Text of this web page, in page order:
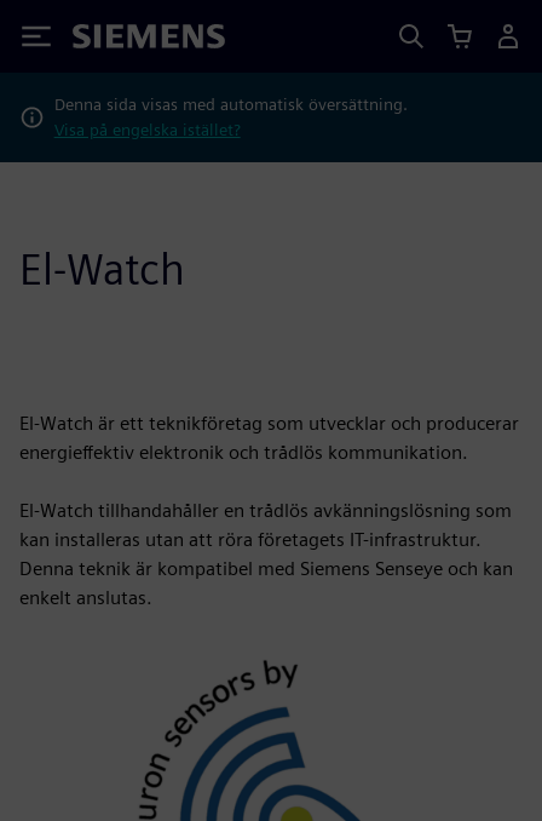
Siemens
Denna sida visas med automatisk översättning.
Visa på engelska istället?
El-Watch
El-Watch är ett teknikföretag som utvecklar och producerar
energieffektiv elektronik och trådlös kommunikation.
El-Watch tillhandahåller en trådlös avkänningslösning som
kan installeras utan att röra företagets IT-infrastruktur.
Denna teknik är kompatibel med Siemens Senseye och kan
enkelt anslutas.